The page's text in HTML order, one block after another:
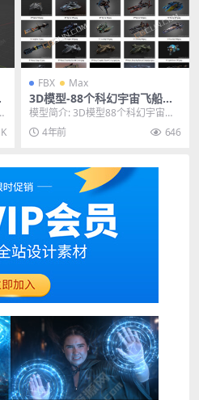
FBX Max
3D模型-88个科幻宇宙飞船模
型飞行器外星战舰模型FBX M
AX
模型简介: 3D模型88个科幻宇宙飞
船模型飞行器外星战舰模型FBX MA
X，《8...
4年前 646